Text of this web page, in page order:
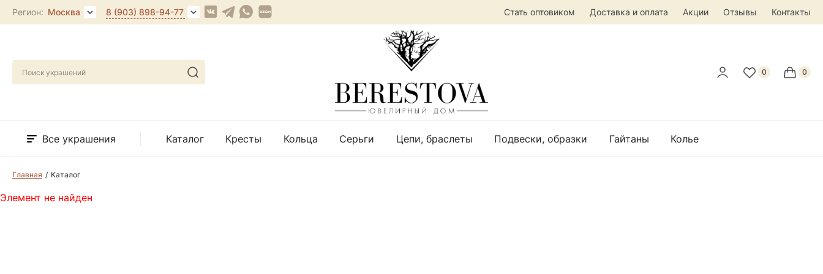
Регион: Москва 8 (903) 898-94-77 Стать оптовиком Доставка и оплата Акции Отзывы Контакты
Все украшения Каталог Кресты Кольца Серьги Цепи, браслеты Подвески, образки Гайтаны Колье
Главная Каталог
Элемент не найден